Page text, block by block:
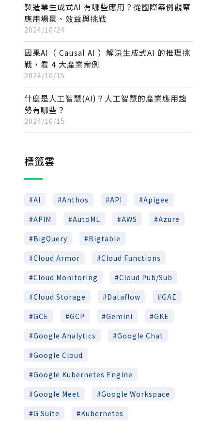
製造業生成式AI 有哪些應用？從國際案例觀察
應用場景、效益與挑戰
2024/10/24
因果AI（ Causal AI ）解決生成式AI 的推理挑
戰，看 4 大產業案例
2024/10/15
什麼是人工智慧(AI)？人工智慧的產業應用趨
勢有哪些？
2024/10/15
標籤雲
AI Anthos API
Apigee
APIM
AutoML AWS
Azure
BigQuery
Bigtable
Cloud Armor
Cloud Functions
Cloud Monitoring
Cloud Pub/Sub
Cloud Storage
Dataflow
GAE
GCE
GCP Gemini
GKE
Google Analytics
Google Chat
Google Cloud
Google Kubernetes Engine
Google Meet
Google Workspace
G Suite
Kubernetes